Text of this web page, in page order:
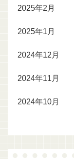
2025年2月
2025年1月
2024年12月
2024年11月
2024年10月